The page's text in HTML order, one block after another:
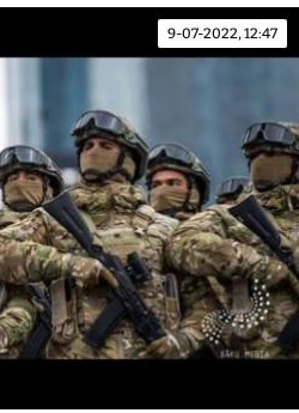
9-07-2022, 12:47